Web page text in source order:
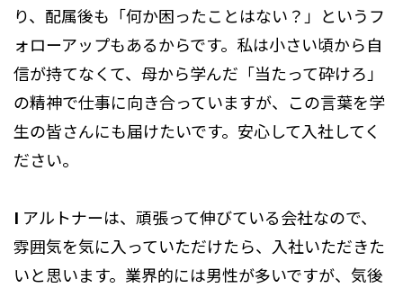
り、配属後も「何か困ったことはない？」というフ
ォローアップもあるからです。私は小さい頃から自
信が持てなくて、母から学んだ「当たって砕けろ」
の精神で仕事に向き合っていますが、この言葉を学
生の皆さんにも届けたいです。安心して入社してく
ださい。
I アルトナーは、頑張って伸びている会社なので、
雰囲気を気に入っていただけたら、入社いただきた
いと思います。業界的には男性が多いですが、気後